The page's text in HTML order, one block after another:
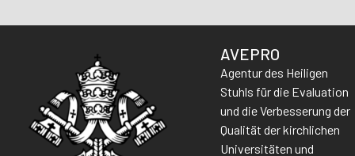
AVEPRO
Agentur des Heiligen
Stuhls für die Evaluation
und die Verbesserung der
Qualität der kirchlichen
Universitäten und